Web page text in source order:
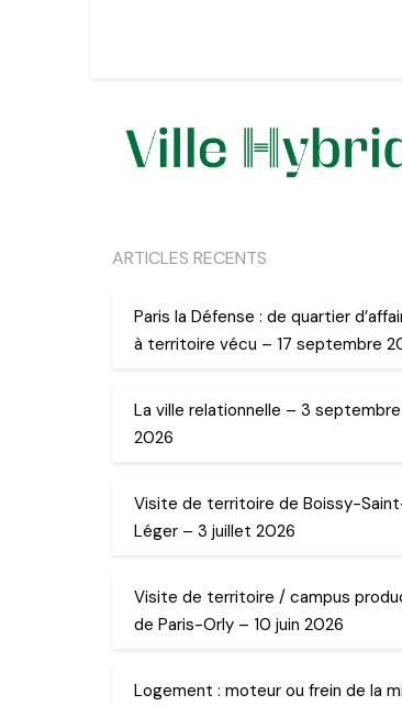
ARTICLES RECENTS
Paris la Défense : de quartier
à territoire vécu – 17 septembre
La ville relationnelle – 3 septembre
2026
Visite de territoire de Boissy-
Léger – 3 juillet 2026
Visite de territoire / campus
de Paris-Orly – 10 juin 2026
Logement : moteur ou frein de la